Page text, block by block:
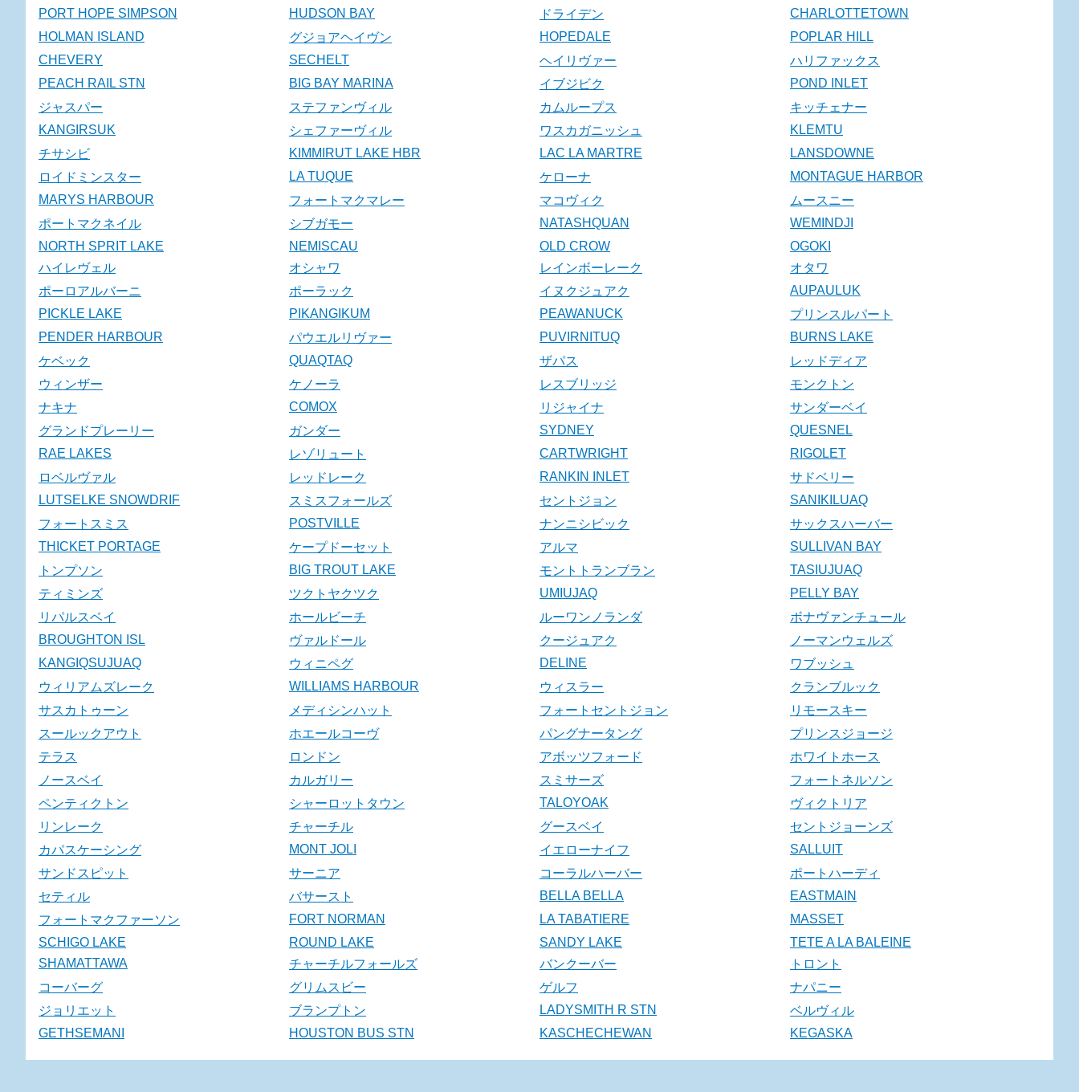
PORT HOPE SIMPSON
HUDSON BAY ドライデン
CHARLOTTETOWN
HOLMAN ISLAND
グジョアヘイヴン HOPEDALE
POPLAR HILL
CHEVERY
SECHELT ヘイリヴァー
ハリファックス
PEACH RAIL STN
BIG BAY MARINA イブジビク
POND INLET
ジャスパー
ステファンヴィル カムループス
キッチェナー
KANGIRSUK
シェファーヴィル ワスカガニッシュ
KLEMTU
チサシビ
KIMMIRUT LAKE HBR LAC LA MARTRE
LANSDOWNE
ロイドミンスター
LA TUQUE ケローナ
MONTAGUE HARBOR
MARYS HARBOUR
フォートマクマレー マコヴィク
ムースニー
ポートマクネイル
シブガモー NATASHQUAN
WEMINDJI
NORTH SPRIT LAKE
NEMISCAU OLD CROW
OGOKI
ハイレヴェル
オシャワ レインボーレーク
オタワ
ポーロアルバーニ
ポーラック イヌクジュアク
AUPAULUK
PICKLE LAKE
PIKANGIKUM PEAWANUCK
プリンスルパート
PENDER HARBOUR
パウエルリヴァー PUVIRNITUQ
BURNS LAKE
ケベック
QUAQTAQ ザパス
レッドディア
ウィンザー
ケノーラ レスブリッジ
モンクトン
ナキナ
COMOX リジャイナ
サンダーベイ
グランドプレーリー
ガンダー SYDNEY
QUESNEL
RAE LAKES
レゾリュート CARTWRIGHT
RIGOLET
ロベルヴァル
レッドレーク RANKIN INLET
サドベリー
LUTSELKE SNOWDRIF
スミスフォールズ セントジョン
SANIKILUAQ
フォートスミス
POSTVILLE ナンニシビック
サックスハーバー
THICKET PORTAGE
ケープドーセット アルマ
SULLIVAN BAY
トンプソン
BIG TROUT LAKE モントトランブラン
TASIUJUAQ
ティミンズ
ツクトヤクツク UMIUJAQ
PELLY BAY
リパルスベイ
ホールビーチ ルーワンノランダ
ボナヴァンチュール
BROUGHTON ISL
ヴァルドール クージュアク
ノーマンウェルズ
KANGIQSUJUAQ
ウィニペグ DELINE
ワブッシュ
ウィリアムズレーク
WILLIAMS HARBOUR ウィスラー
クランブルック
サスカトゥーン
メディシンハット フォートセントジョン
リモースキー
スールックアウト
ホエールコーヴ パングナータング
プリンスジョージ
テラス
ロンドン アボッツフォード
ホワイトホース
ノースベイ
カルガリー スミサーズ
フォートネルソン
ペンティクトン
シャーロットタウン TALOYOAK
ヴィクトリア
リンレーク
チャーチル グースベイ
セントジョーンズ
カパスケーシング
MONT JOLI イエローナイフ
SALLUIT
サンドスピット
サーニア コーラルハーバー
ポートハーディ
セティル
バサースト BELLA BELLA
EASTMAIN
フォートマクファーソン
FORT NORMAN LA TABATIERE
MASSET
SCHIGO LAKE
ROUND LAKE SANDY LAKE
TETE A LA BALEINE
SHAMATTAWA
チャーチルフォールズ バンクーバー
トロント
コーバーグ
グリムスビー ゲルフ
ナパニー
ジョリエット
ブランプトン LADYSMITH R STN
ベルヴィル
GETHSEMANI
HOUSTON BUS STN KASCHECHEWAN KEGASKA